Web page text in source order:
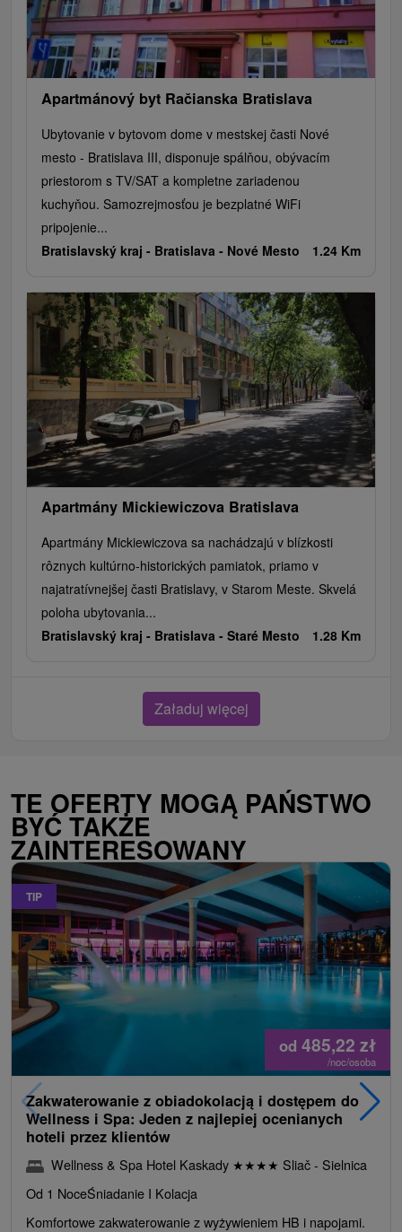
Apartmánový byt Račianska Bratislava
Ubytovanie v bytovom dome v mestskej časti Nové
mesto - Bratislava III, disponuje spálňou, obývacím
priestorom s TV/SAT a kompletne zariadenou
kuchyňou. Samozrejmosťou je bezplatné WiFi
pripojenie...
Bratislavský kraj - Bratislava - Nové Mesto 1.24 Km
Apartmány Mickiewiczova Bratislava
Apartmány Mickiewiczova sa nachádzajú v blízkosti
rôznych kultúrno-historických pamiatok, priamo v
najatratívnejšej časti Bratislavy, v Starom Meste. Skvelá
poloha ubytovania...
Bratislavský kraj - Bratislava - Staré Mesto 1.28 Km
Załaduj więcej
TE OFERTY MOGĄ PAŃSTWO
BYĆ TAKŻE
ZAINTERESOWANY
TIP
od 485,22 zł
/noc/osoba
Zakwaterowanie z obiadokolacją i dostępem do
Wellness i Spa: Jeden z najlepiej ocenianych
hoteli przez klientów
Wellness & Spa Hotel Kaskady ★★★★ Sliač - Sielnica
Od 1 NoceŚniadanie I Kolacja
Komfortowe zakwaterowanie z wyżywieniem HB i napojami.